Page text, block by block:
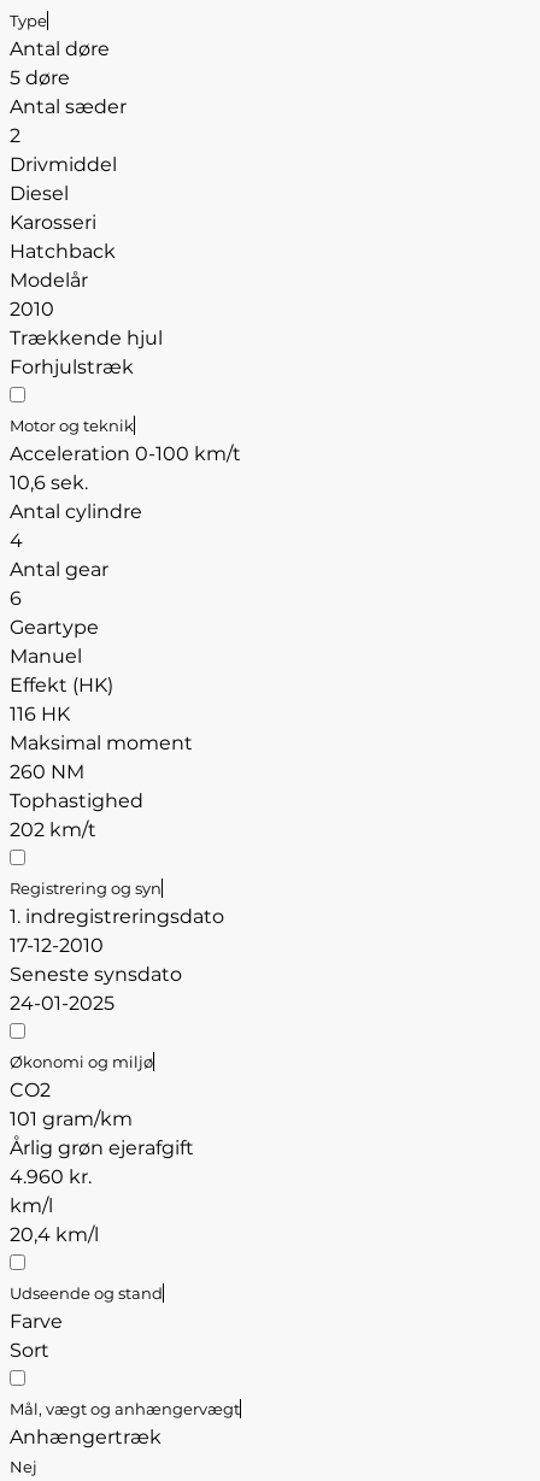
Type
Antal døre
5 døre
Antal sæder
2
Drivmiddel
Diesel
Karosseri
Hatchback
Modelår
2010
Trækkende hjul
Forhjulstræk
Motor og teknik
Acceleration 0-100 km/t
10,6 sek.
Antal cylindre
4
Antal gear
6
Geartype
Manuel
Effekt (HK)
116 HK
Maksimal moment
260 NM
Tophastighed
202 km/t
Registrering og syn
1. indregistreringsdato
17-12-2010
Seneste synsdato
24-01-2025
Økonomi og miljø
CO2
101 gram/km
Årlig grøn ejerafgift
4.960 kr.
km/l
20,4 km/l
Udseende og stand
Farve
Sort
Mål, vægt og anhængervægt
Anhængertræk
Nej